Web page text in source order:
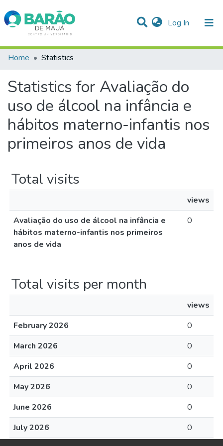
Log In (current)
Communities & Collections
Home Statistics
Statistics for Avaliação do
uso de álcool na infância e
hábitos materno-infantis nos
primeiros anos de vida
Total visits
views
Avaliação do uso de álcool na infância e
hábitos materno-infantis nos primeiros
anos de vida
0
Total visits per month
views
February 2026
0
March 2026
0
April 2026
0
May 2026
0
June 2026
0
July 2026
0